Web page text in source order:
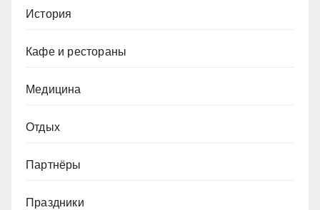
История
Кафе и рестораны
Медицина
Отдых
Партнёры
Праздники